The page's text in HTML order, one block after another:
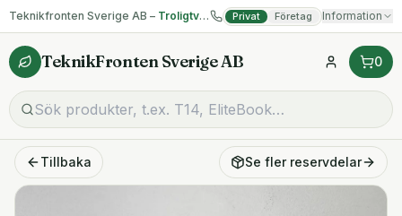
Teknikfronten Sverige AB – Troligtvis billigast på begagnad IT! Privat Företag Information
TeknikFronten Sverige AB 0
Tillbaka Se fler reservdelar